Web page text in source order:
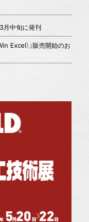
3月中旬に発刊
Excel）」販売開始のお